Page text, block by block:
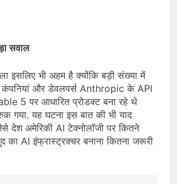
सवाल
इसलिए भी अहम है क्योंकि बड़ी संख्या में
कंपनियां और डेवलपर्स Anthropic के API
5 पर आधारित प्रोडक्ट बना रहे थे
गया. यह घटना इस बात की भी याद
देश अमेरिकी AI टेक्नोलॉजी पर कितने
का AI इंफ्रास्ट्रक्चर बनाना कितना जरूरी